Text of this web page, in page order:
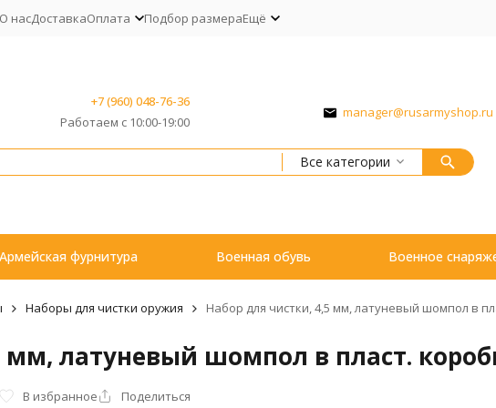
О насДоставкаОплата Подбор размераЕщё
+7 (960) 048-76-36
Работаем с 10:00-19:00
manager@rusarmyshop.ru
Все категории
Армейская фурнитура Военная обувь Военное
Наборы для чистки оружия Набор для чистки, 4,5 мм, латуневый шомпол в
мм, латуневый шомпол в пласт.
В избранное Поделиться